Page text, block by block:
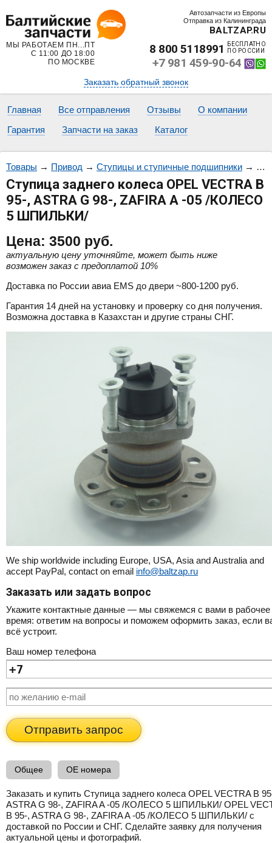
Автозапчасти из Европы
Отправка из Калининграда
BALTZAP.RU
МЫ РАБОТАЕМ ПН...ПТ
С 11:00 ДО 18:00
ПО МОСКВЕ
8 800 5118991
БЕСПЛАТНО
ПО РОССИИ
+7 981 459-90-64
Заказать обратный звонок
Главная Все отправления Отзывы
О компании
Гарантия
Запчасти на заказ Каталог
Товары → Привод → Ступицы и ступичные подшипники →
Ступица заднего колеса OPEL VECTRA B
95-, ASTRA G 98-, ZAFIRA A -05 /КОЛЕСО
5 ШПИЛЬКИ/
Цена: 3500 руб.
актуальную цену уточняйте, может быть ниже
возможен заказ с предоплатой 10%
Доставка по России авиа EMS до двери ~800-1200 руб.
Гарантия 14 дней на установку и проверку со дня получения.
Возможна доставка в Казахстан и другие страны СНГ.
We ship worldwide including Europe, USA, Asia and Australia and
accept PayPal, contact on email info@baltzap.ru
Заказать или задать вопрос
Укажите контактные данные — мы свяжемся с вами в рабочее
время: ответим на вопросы и поможем оформить заказ, если
всё устроит.
Ваш номер телефона
Отправить запрос
Общее OE номера
Заказать и купить Ступица заднего колеса OPEL VECTRA B
ASTRA G 98-, ZAFIRA A -05 /КОЛЕСО 5 ШПИЛЬКИ/ OPEL
B 95-, ASTRA G 98-, ZAFIRA A -05 /КОЛЕСО 5 ШПИЛЬКИ/ с
доставкой по России и СНГ. Сделайте заявку для получения
актуальной цены и фотографий.